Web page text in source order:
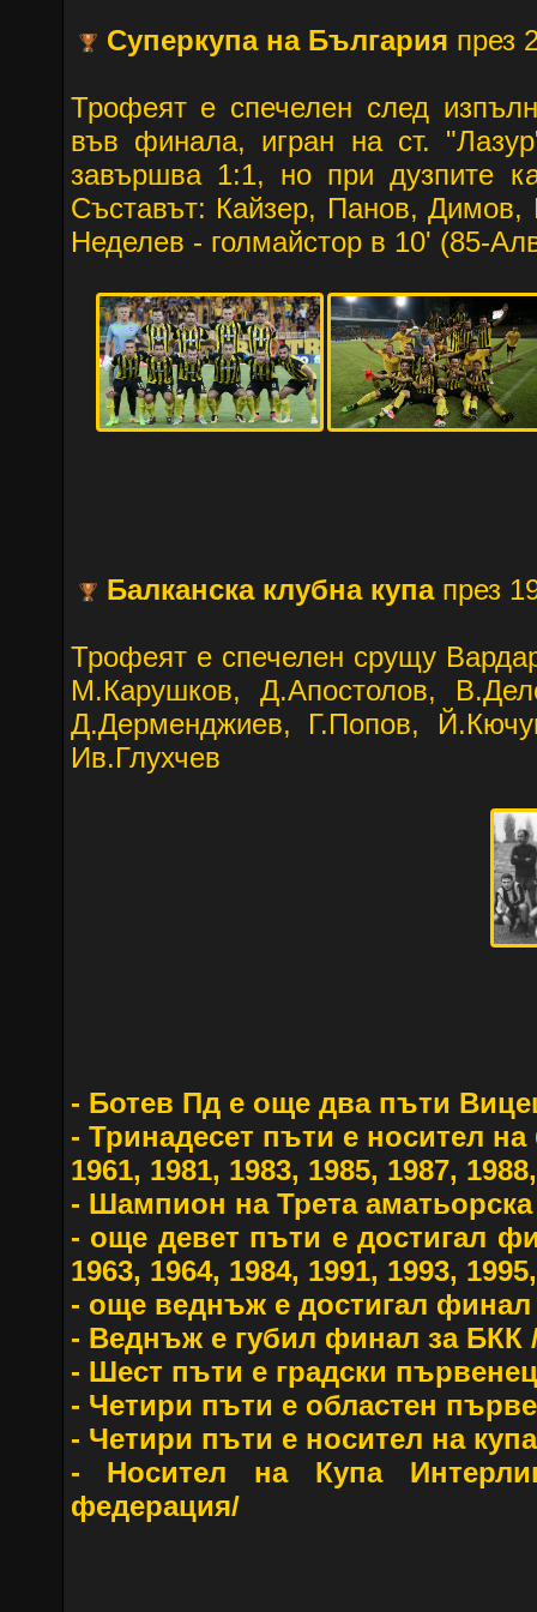
Суперкупа на България през
Трофеят е спечелен след
във финала, игран на ст.
завършва 1:1, но при дузпите
Съставът: Кайзер, Панов,
Неделев - голмайстор в 10' (85-
Балканска клубна купапрез
Трофеят е спечелен срущу
М.Карушков, Д.Апостолов,
Д.Дерменджиев, Г.Попов,
Ив.Глухчев
- Ботев Пд е още два пъти
- Тринадесет пъти е носител
1961, 1981, 1983, 1985, 1987,
- Шампион на Трета
- още девет пъти е достигал
1963, 1964, 1984, 1991, 1993,
- още веднъж е достигал финал
- Веднъж е губил финал за БКК
- Шест пъти е градски
- Четири пъти е областен
- Четири пъти е носител на
- Носител на Купа
федерация/